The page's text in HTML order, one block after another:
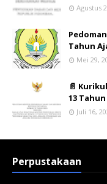
Agustus
Tahun
Mei 29,
📄
13 Tahun
Juli 16,
Perpustakaan